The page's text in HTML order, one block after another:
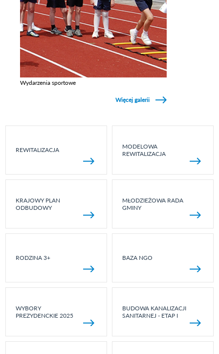
Wydarzenia sportowe
Więcej galerii
REWITALIZACJA
MODELOWA
REWITALIZACJA
KRAJOWY PLAN
ODBUDOWY
MŁODZIEŻOWA RADA
GMINY
RODZINA 3+ BAZA NGO
WYBORY
PREZYDENCKIE 2025
BUDOWA KANALIZACJI
SANITARNEJ - ETAP I